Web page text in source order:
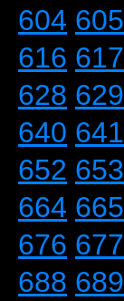
604 605
616 617
628 629
640 641
652 653
664 665
676 677
688 689